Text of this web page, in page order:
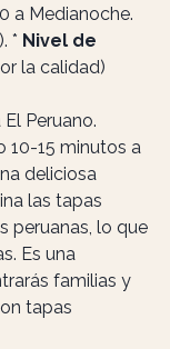
a Medianoche.
* Nivel de
la calidad)
Peruano.
10-15 minutos a
deliciosa
las tapas
peruanas, lo que
Es una
familias y
tapas